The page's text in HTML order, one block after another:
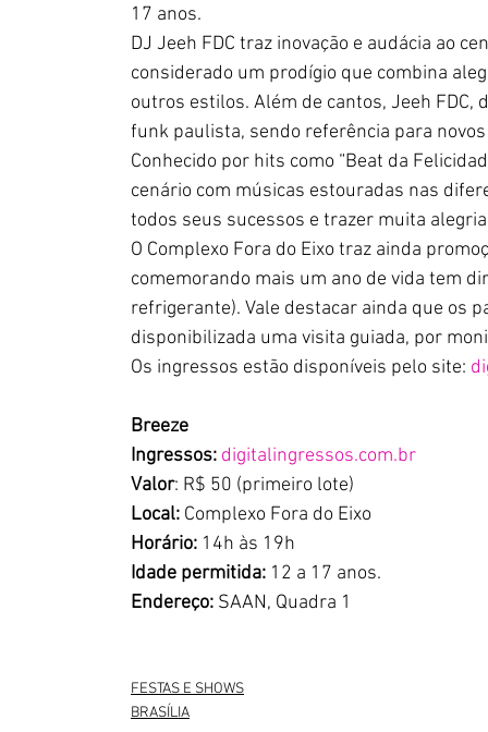
17 anos.
DJ Jeeh FDC traz inovação e audácia ao
considerado um prodígio que combina
outros estilos. Além de cantos, Jeeh
funk paulista, sendo referência para
Conhecido por hits como “Beat da
cenário com músicas estouradas nas
todos seus sucessos e trazer muita
O Complexo Fora do Eixo traz ainda
comemorando mais um ano de vida tem
refrigerante). Vale destacar ainda que os
disponibilizada uma visita guiada, por
Os ingressos estão disponíveis pelo site:
Breeze
Ingressos: digitalingressos.com.br
Valor: R$ 50 (primeiro lote)
Local: Complexo Fora do Eixo
Horário: 14h às 19h
Idade permitida: 12 a 17 anos.
Endereço: SAAN, Quadra 1
FESTAS E SHOWS
BRASÍLIA